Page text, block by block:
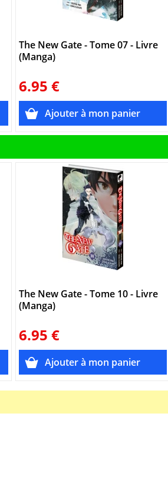
The New Gate - Tome 07 - Livre
(Manga)
6.95 €
The New Gate - Tome 10 - Livre
(Manga)
6.95 €